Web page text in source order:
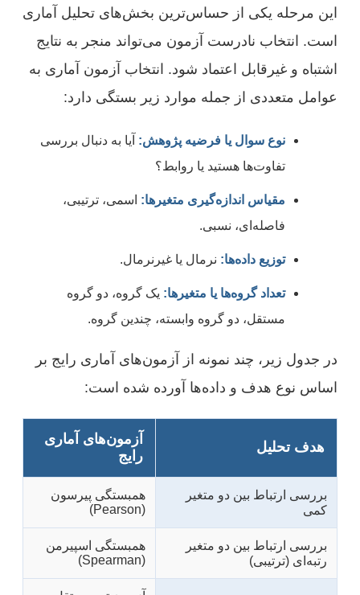
این مرحله یکی از حساس‌ترین بخش‌های تحلیل آماری
است. انتخاب نادرست آزمون می‌تواند منجر به نتایج
اشتباه و غیرقابل اعتماد شود. انتخاب آزمون آماری به
عوامل متعددی از جمله موارد زیر بستگی دارد:
نوع سوال یا فرضیه پژوهش: آیا به دنبال بررسی
تفاوت‌ها هستید یا روابط؟
مقیاس اندازه‌گیری متغیرها: اسمی، ترتیبی،
فاصله‌ای، نسبی.
توزیع داده‌ها: نرمال یا غیرنرمال.
تعداد گروه‌ها یا متغیرها: یک گروه، دو گروه
مستقل، دو گروه وابسته، چندین گروه.
در جدول زیر، چند نمونه از آزمون‌های آماری رایج بر
اساس نوع هدف و داده‌ها آورده شده است:
هدف تحلیل
آزمون‌های آماری
رایج
بررسی ارتباط بین دو متغیر
کمی
همبستگی پیرسون
(Pearson)
بررسی ارتباط بین دو متغیر
رتبه‌ای (ترتیبی)
همبستگی اسپیرمن
(Spearman)